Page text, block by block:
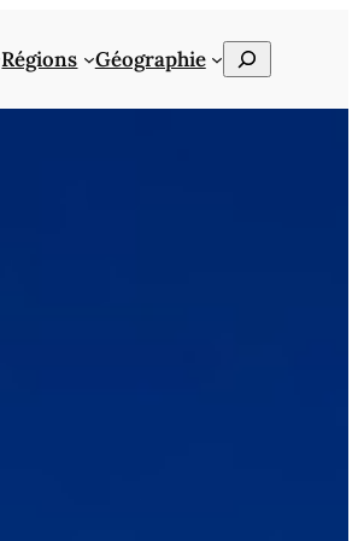
Régions Géographie Rechercher